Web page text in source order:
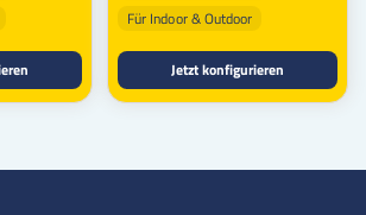
Für Indoor & Outdoor
Jetzt konfigurieren